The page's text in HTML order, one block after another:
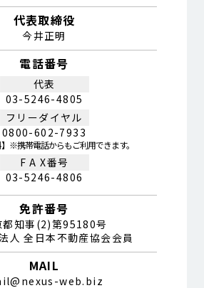
代表取締役
今井正明
電話番号
代表
03-5246-4805
フリーダイヤル
0800-602-7933
】※携帯電話からもご利用できます。
F A X番号
03-5246-4806
免許番号
都知事(2)第95180号
人 全日本不動産協会会員
MAIL
web.biz